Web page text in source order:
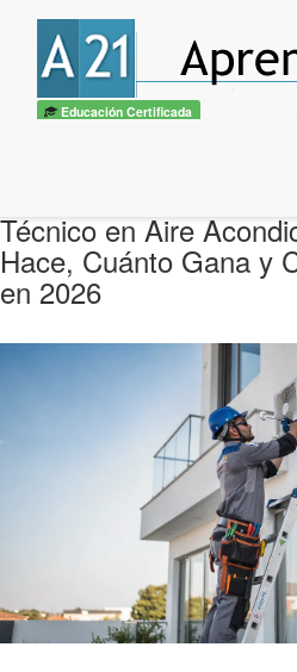
Educación Certificada
Técnico en Aire
Hace, Cuánto Gana y
en 2026